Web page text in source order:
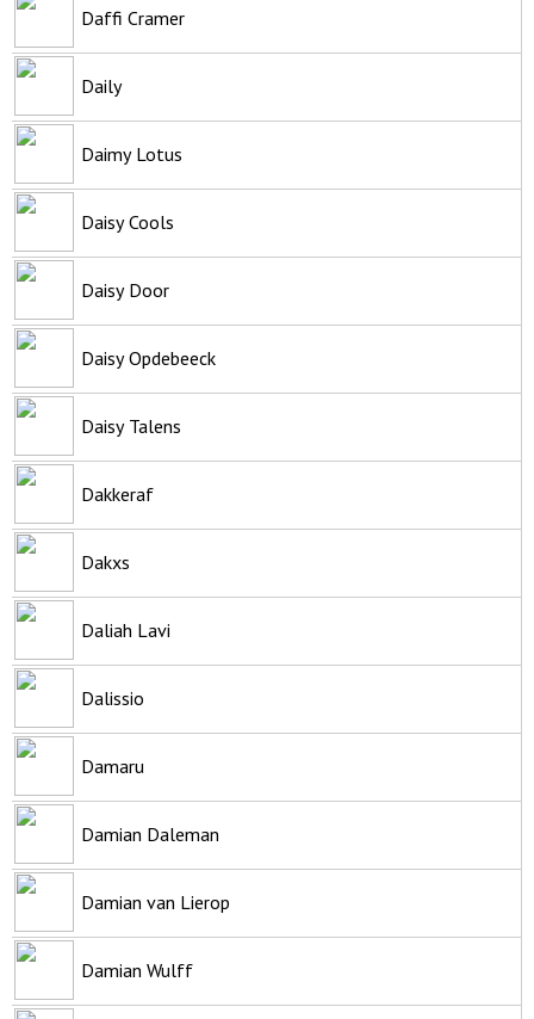
Daffi Cramer
Daily
Daimy Lotus
Daisy Cools
Daisy Door
Daisy Opdebeeck
Daisy Talens
Dakkeraf
Dakxs
Daliah Lavi
Dalissio
Damaru
Damian Daleman
Damian van Lierop
Damian Wulff